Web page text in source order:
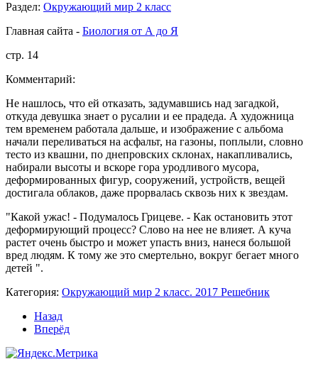
Раздел: Окружающий мир 2 класс
Главная сайта - Биология от А до Я
стр. 14
Комментарий:
Не нашлось, что ей отказать, задумавшись над загадкой,
откуда девушка знает о русалии и ее прадеда. А художница
тем временем работала дальше, и изображение с альбома
начали переливаться на асфальт, на газоны, поплыли, словно
тесто из квашни, по днепровских склонах, накапливались,
набирали высоты и вскоре гора уродливого мусора,
деформированных фигур, сооружений, устройств, вещей
достигала облаков, даже прорвалась сквозь них к звездам.
"Какой ужас! - Подумалось Грицеве. - Как остановить этот
деформирующий процесс? Слово на нее не влияет. А куча
растет очень быстро и может упасть вниз, нанеся большой
вред людям. К тому же это смертельно, вокруг бегает много
детей ".
Категория: Окружающий мир 2 класс. 2017 Решебник
Назад
Вперёд